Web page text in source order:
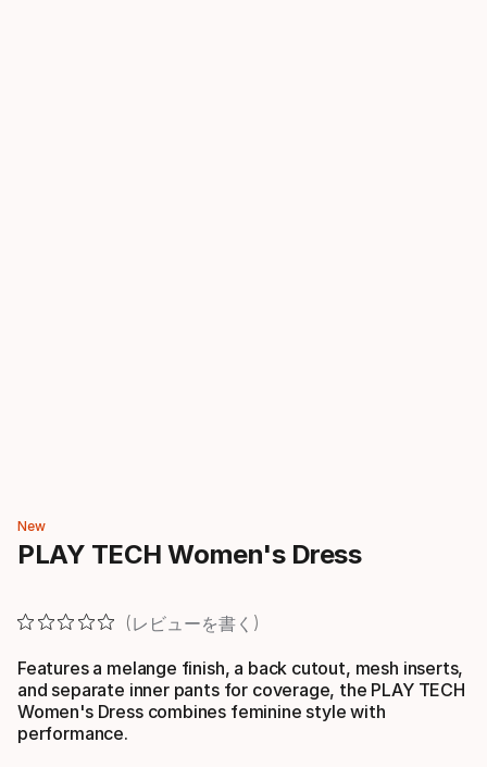
New
PLAY TECH Women's Dress
レビューを書く
Features a melange finish, a back cutout, mesh inserts,
and separate inner pants for coverage, the PLAY TECH
Women's Dress combines feminine style with
performance.